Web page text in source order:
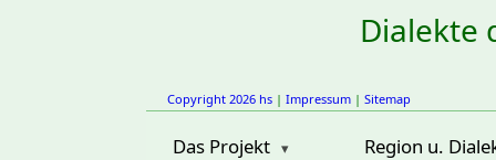
Dialekte
Copyright 2026 hs | Impressum | Sitemap
Das Projekt Region u.